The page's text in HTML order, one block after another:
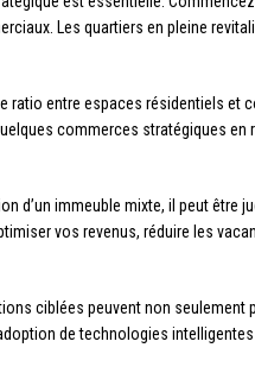
Les quartiers en pleine
ratio entre espaces résidentiels et
commerces stratégiques
d’un immeuble mixte, il peut être
vos revenus, réduire les
ciblées peuvent non
de technologies